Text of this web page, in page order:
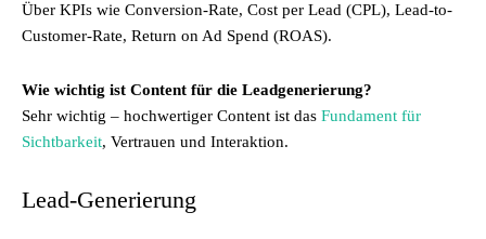
Über KPIs wie Conversion-Rate, Cost per Lead (CPL), Lead-to-
Customer-Rate, Return on Ad Spend (ROAS).
Wie wichtig ist Content für die Leadgenerierung?
Sehr wichtig – hochwertiger Content ist das Fundament für
Sichtbarkeit, Vertrauen und Interaktion.
Lead-Generierung